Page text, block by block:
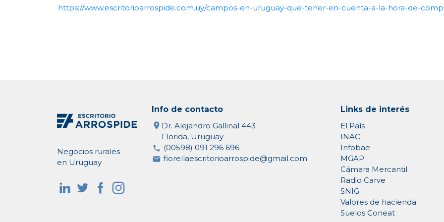
https://www.escritorioarrospide.com.uy/campos-en-uruguay-que-tener-en-cuenta-a-la-hora-de-
Negocios rurales
en Uruguay
Info de contacto
Dr. Alejandro Gallinal 443
Florida, Uruguay
(00598) 091 296 696
fiorellaescritorioarrospide@gmail.com
Links de interés
El País
INAC
Infobae
MGAP
Cámara Mercantil
Radio Carve
SNIG
Valores de hacienda
Suelos Coneat